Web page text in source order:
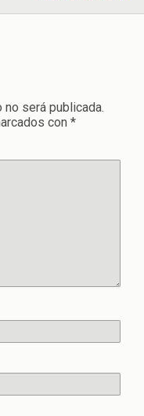
será publicada.
con *